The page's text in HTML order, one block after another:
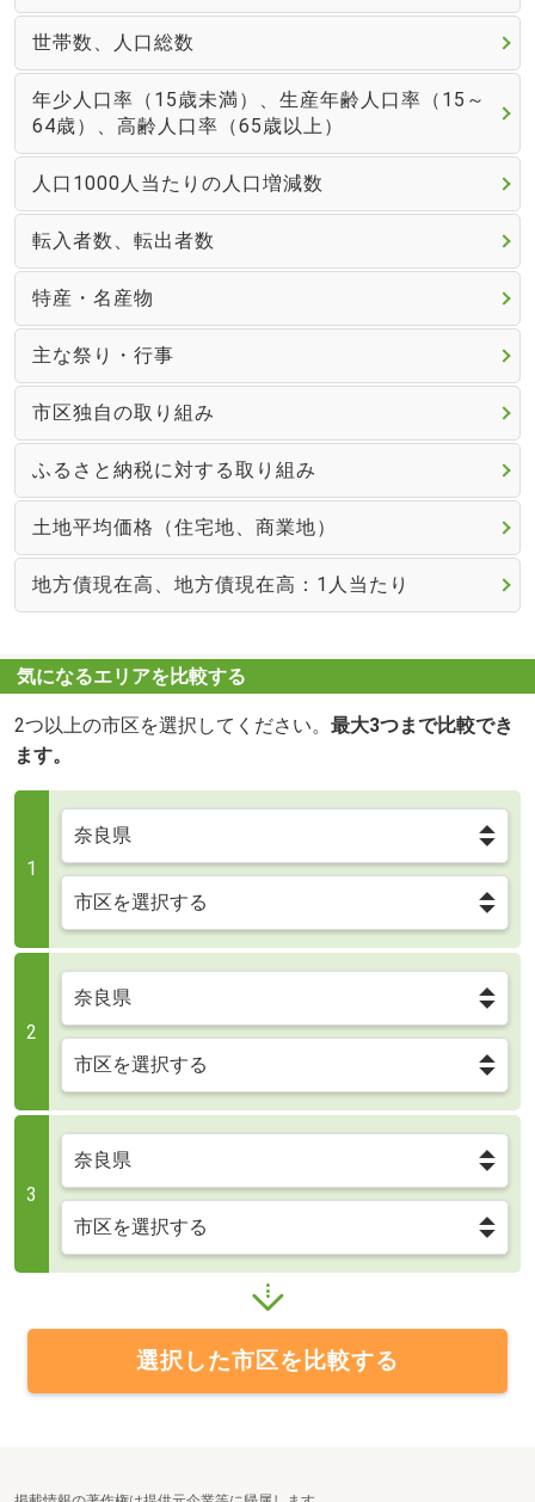
世帯数、人口総数
年少人口率（15歳未満）、生産年齢人口率（15～
64歳）、高齢人口率（65歳以上）
人口1000人当たりの人口増減数
転入者数、転出者数
特産・名産物
主な祭り・行事
市区独自の取り組み
ふるさと納税に対する取り組み
土地平均価格（住宅地、商業地）
地方債現在高、地方債現在高：1人当たり
気になるエリアを比較する
2つ以上の市区を選択してください。 最大3つまで比較でき
ます。
1
2
3
選択した市区を比較する